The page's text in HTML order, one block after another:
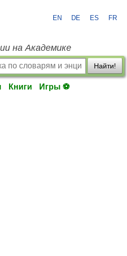
EN DE ES FR
на Академике
Найти!
Книги Игры ⚽